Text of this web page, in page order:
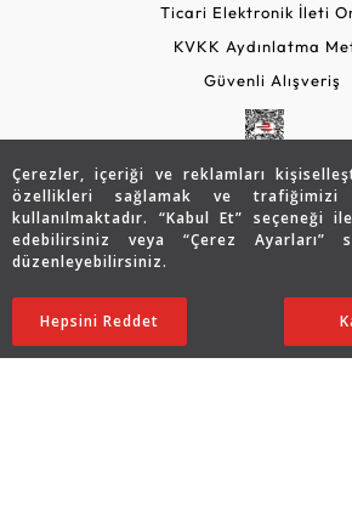
Çerezler, içeriği ve reklamları
özellikleri sağlamak ve
kullanılmaktadır. “Kabul Et” seçeneği
edebilirsiniz veya “Çerez Ayarları”
düzenleyebilirsiniz.
Hepsini Reddet
143.845 TL
71.923TL
Ticari Elektronik İleti
KVKK Aydınlatma
Güvenli Alışveriş
Copyright © 2026 Assos Pırlanta -